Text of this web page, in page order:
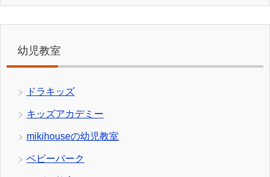
幼児教室
ドラキッズ
キッズアカデミー
mikihouseの幼児教室
ベビーパーク